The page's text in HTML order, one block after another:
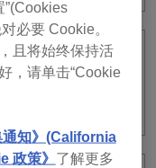
在
用哪些功
必要 Cookie。
且将始终保持活
，请单击“Cookie
通知》(California
政策》 了解更多